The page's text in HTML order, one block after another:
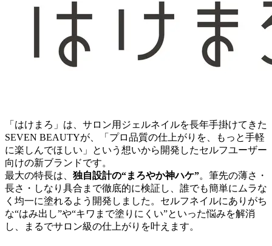
「はけまろ」は、サロン用ジェルネイルを長年手掛けてきた
SEVEN BEAUTYが、「プロ品質の仕上がりを、もっと手軽
に楽しんでほしい」という想いから開発したセルフユーザー
向けの新ブランドです。
最大の特長は、 独自設計の“まろやか神ハケ”。筆先の薄さ・
長さ・しなり具合まで徹底的に検証し、誰でも簡単にムラな
く均一に塗れるよう開発しました。セルフネイルにありがち
な“はみ出し”や“キワまで塗りにくい”といった悩みを解消
し、まるでサロン級の仕上がりを叶えます。